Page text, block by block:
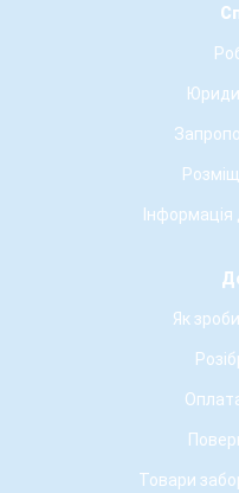
Як
Товари